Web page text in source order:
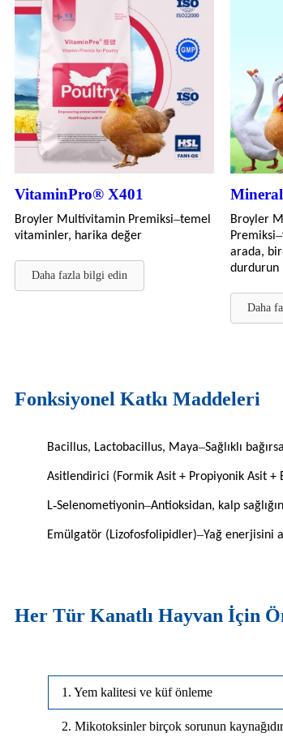
VitaminPro® X401
Broyler Multivitamin Premiksi–temel
vitaminler, harika değer
Daha fazla bilgi edin
Broyler
Premiksi–
arada, bir
durdurun
Daha
Fonksiyonel Katkı Maddeleri
Bacillus, Lactobacillus, Maya–Sağlıklı
Asitlendirici (Formik Asit + Propiyonik Asit +
L-Selenometiyonin–Antioksidan, kalp
Emülgatör (Lizofosfolipidler)–Yağ enerjisini
Her Tür Kanatlı Hayvan İçin
1. Yem kalitesi ve küf önleme
2. Mikotoksinler birçok sorunun